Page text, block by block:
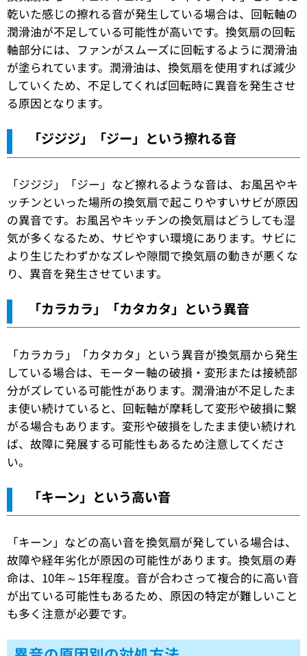
乾いた感じの擦れる音が発生している場合は、回転軸の
潤滑油が不足している可能性が高いです。換気扇の回転
軸部分には、ファンがスムーズに回転するように潤滑油
が塗られています。潤滑油は、換気扇を使用すれば減少
していくため、不足してくれば回転時に異音を発生させ
る原因となります。
「ジジジ」「ジー」という擦れる音
「ジジジ」「ジー」など擦れるような音は、お風呂やキ
ッチンといった場所の換気扇で起こりやすいサビが原因
の異音です。お風呂やキッチンの換気扇はどうしても湿
気が多くなるため、サビやすい環境にあります。サビに
より生じたわずかなズレや隙間で換気扇の動きが悪くな
り、異音を発生させています。
「カラカラ」「カタカタ」という異音
「カラカラ」「カタカタ」という異音が換気扇から発生
している場合は、モーター軸の破損・変形または接続部
分がズレている可能性があります。潤滑油が不足したま
ま使い続けていると、回転軸が摩耗して変形や破損に繋
がる場合もあります。変形や破損をしたまま使い続けれ
ば、故障に発展する可能性もあるため注意してくださ
い。
「キーン」という高い音
「キーン」などの高い音を換気扇が発している場合は、
故障や経年劣化が原因の可能性があります。換気扇の寿
命は、10年～15年程度。音が合わさって複合的に高い音
が出ている可能性もあるため、原因の特定が難しいこと
も多く注意が必要です。